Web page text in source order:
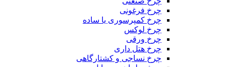
چرخ فرغونی
چرخ کمپرسوری یا ساده
چرخ لوکس
چرخ ورقی
چرخ هتل داری
چرخ نساجی و کشتارگاهی